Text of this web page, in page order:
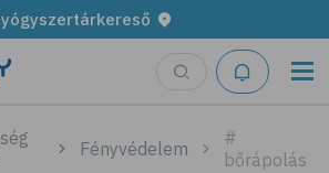
Fényvédelem
#
bőrápolás